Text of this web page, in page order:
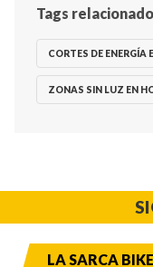
Tags
CORTES DE ENERGÍA
ZONAS SIN LUZ EN
LA SARCA